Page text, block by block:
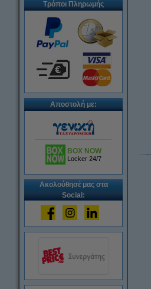
Τρόποι Πληρωμής
Αποστολή με:
BOX NOW
Locker 24/7
Ακολούθησέ μας στα
Social: